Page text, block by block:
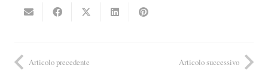
Articolo precedente Articolo successivo